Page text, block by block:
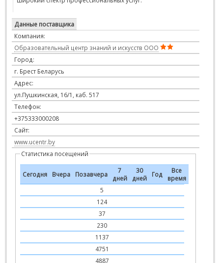
Данные поставщика
Компания:
Образовательный центр знаний и искусств ООО
Город:
г. Брест Беларусь
Адрес:
ул.Пушкинская, 16/1, каб. 517
Телефон:
+375333000208
Сайт:
www.ucentr.by
Статистика посещений
Сегодня Вчера Позавчера
7
дней
30
дней
Год
Все
время
5
124
37
230
1137
4751
4887